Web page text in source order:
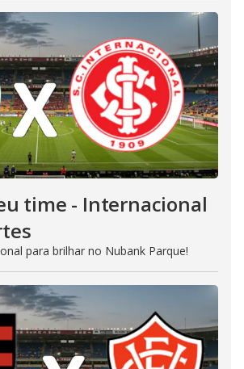
time - Internacional
para brilhar no Nubank Parque!